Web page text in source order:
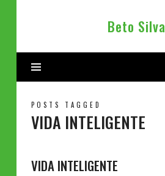
Beto
Beto Silva
POSTS TAGGED
VIDA INTELIGENTE
VIDA INTELIGENTE